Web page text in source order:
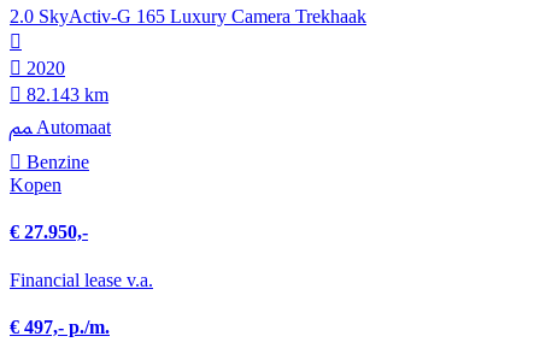
2.0 SkyActiv-G 165 Luxury Camera Trekhaak
2020
82.143 km
Automaat
Benzine
Kopen
€ 27.950,-
Financial lease v.a.
€ 497,- p./m.